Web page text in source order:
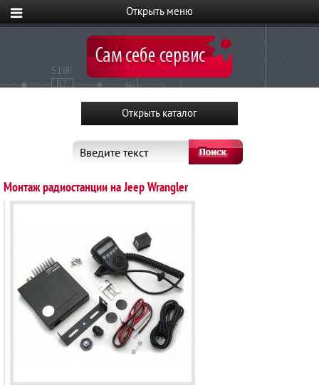
Введите текст
Монтаж радиостанции на Jeep Wrangler